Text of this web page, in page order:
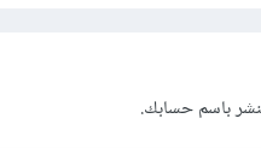
باسم حسابك.